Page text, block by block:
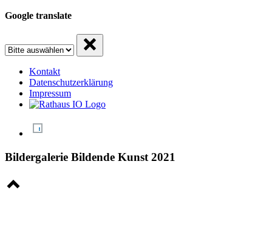
Google translate
Kontakt
Datenschutzerklärung
Impressum
Bildergalerie Bildende Kunst 2021